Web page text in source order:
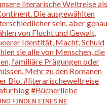
ꜰɪɴᴅᴇɴ ᴇɪɴᴇꜱ ɴᴇ